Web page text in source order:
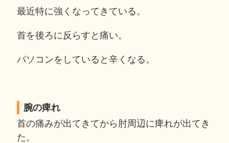
最近特に強くなってきている。
首を後ろに反らすと痛い。
パソコンをしていると辛くなる。
腕の痺れ
首の痛みが出てきてから肘周辺に痺れが出てき
た。